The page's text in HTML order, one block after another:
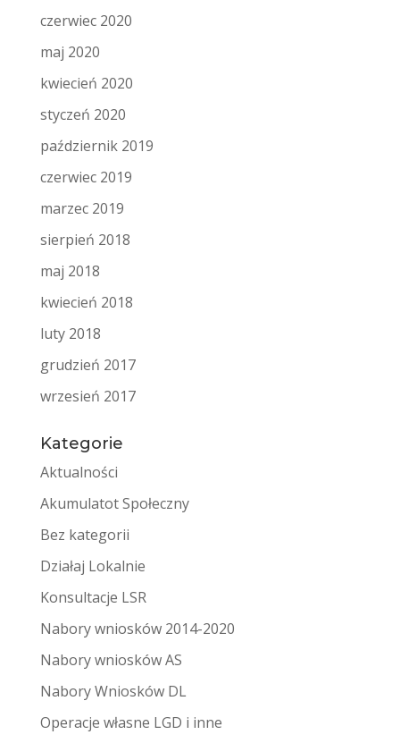
czerwiec 2020
maj 2020
kwiecień 2020
styczeń 2020
październik 2019
czerwiec 2019
marzec 2019
sierpień 2018
maj 2018
kwiecień 2018
luty 2018
grudzień 2017
wrzesień 2017
Kategorie
Aktualności
Akumulatot Społeczny
Bez kategorii
Działaj Lokalnie
Konsultacje LSR
Nabory wniosków 2014-2020
Nabory wniosków AS
Nabory Wniosków DL
Operacje własne LGD i inne